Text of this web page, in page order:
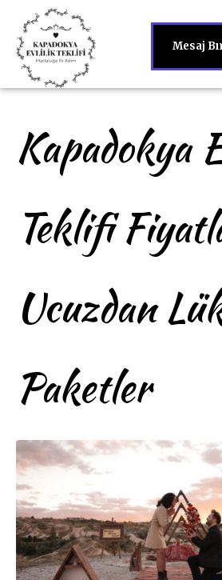
Mesaj
Kapadokya
Teklifi
Ucuzdan
Paketler